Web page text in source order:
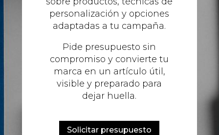
personalización y opciones
adaptadas a tu campaña.
Pide presupuesto sin
compromiso y convierte tu
marca en un artículo útil,
visible y preparado para
dejar huella.
Solicitar presupuesto